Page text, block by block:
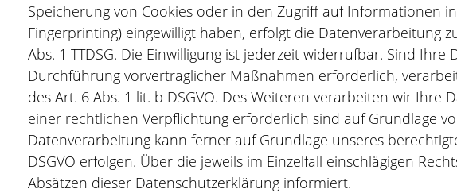
Speicherung von Cookies oder in den Zugriff auf Informationen
Fingerprinting) eingewilligt haben, erfolgt die Datenverarbeitung
Abs. 1 TTDSG. Die Einwilligung ist jederzeit widerrufbar. Sind
Durchführung vorvertraglicher Maßnahmen erforderlich,
des Art. 6 Abs. 1 lit. b DSGVO. Des Weiteren verarbeiten wir Ihre
einer rechtlichen Verpflichtung erforderlich sind auf Grundlage
Datenverarbeitung kann ferner auf Grundlage unseres
DSGVO erfolgen. Über die jeweils im Einzelfall einschlägigen
Absätzen dieser Datenschutzerklärung informiert.